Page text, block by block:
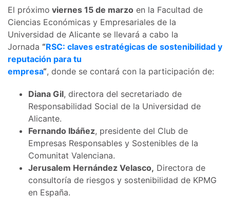
El próximo viernes 15 de marzo en la Facultad de
Ciencias Económicas y Empresariales de la
Universidad de Alicante se llevará a cabo la
Jornada “RSC: claves estratégicas de sostenibilidad y
reputación para tu
empresa“, donde se contará con la participación de:
Diana Gil, directora del secretariado de
Responsabilidad Social de la Universidad de
Alicante.
Fernando Ibáñez, presidente del Club de
Empresas Responsables y Sostenibles de la
Comunitat Valenciana.
Jerusalem Hernández Velasco, Directora de
consultoría de riesgos y sostenibilidad de KPMG
en España.